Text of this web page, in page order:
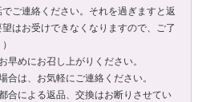
ご連絡ください。それを過ぎますと返
はお受けできなくなりますので、ご了
早めにお召し上がりください。
合は、お気軽にご連絡ください。
合による返品、交換はお断りさせてい